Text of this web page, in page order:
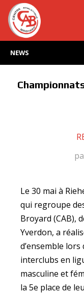
NEWS
Le 30 mai à
qui regroupe
Broyard (CAB),
Yverdon, a
d’ensemble
interclubs en
masculine et
la 5e place de